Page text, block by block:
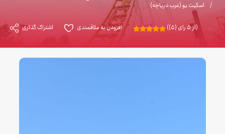
اسکیت یو (غرب دریاچه)
(از 5 رای (5)) افزودن به علاقمندی اشتراک گذاری